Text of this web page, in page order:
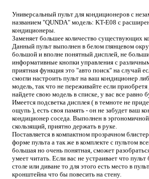
Универсальный пульт для кондиционеров с
названием "QUNDA" модель: KT-E08 с
кондиционеры.
Заменяет большее количество существующих
Данный пульт выполнен в белом глянцевом
большой и вполне понятный дисплей, не
информативные кнопки управления с
приятная функция это "авто поиск" на случай
смогли настроить пульт на ваш кондиционер
модель, так что не переживайте если
найдете свою модель в списке, у вас все равно
Имеется подсветка дисплея ( в темноте не
ощупь ), есть своя память - он не забудет ваш
кондиционер соседа. Выполнен в
скользящий, приятно держать в руке.
Поставляется в компактном прозрачном
форме пульта а так же в комплекте с пультом
большая но очень понятная, сможет
умеет читать. Если вас не устраивает что пульт
столе или диване то для этого есть место в
кронштейна что бы повесить на стену.